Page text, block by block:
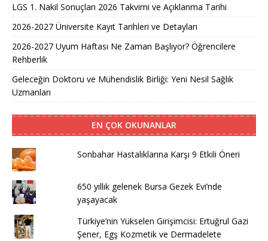
LGS 1. Nakil Sonuçları 2026 Takvimi ve Açıklanma Tarihi
2026-2027 Üniversite Kayıt Tarihleri ve Detayları
2026-2027 Uyum Haftası Ne Zaman Başlıyor? Öğrencilere
Rehberlik
Geleceğin Doktoru ve Mühendislik Birliği: Yeni Nesil Sağlık
Uzmanları
EN ÇOK OKUNANLAR
Sonbahar Hastalıklarına Karşı 9 Etkili Öneri
650 yıllık gelenek Bursa Gezek Evi’nde
yaşayacak
Türkiye’nin Yükselen Girişimcisi: Ertuğrul Gazi
Şener, Egş Kozmetik ve Dermadelete